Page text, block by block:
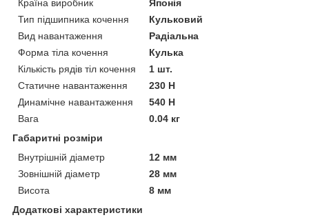
Країна виробник
Японія
Тип підшипника кочення
Кульковий
Вид навантаження
Радіальна
Форма тіла кочення
Кулька
Кількість рядів тіл кочення
1 шт.
Статичне навантаження
230 Н
Динамічне навантаження
540 Н
Вага
0.04 кг
Габаритні розміри
Внутрішній діаметр
12 мм
Зовнішній діаметр
28 мм
Висота
8 мм
Додаткові характеристики